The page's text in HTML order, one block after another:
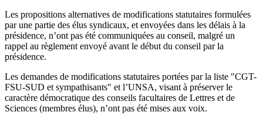
Les propositions alternatives de modifications statutaires formulées
par une partie des élus syndicaux, et envoyées dans les délais à la
présidence, n’ont pas été communiquées au conseil, malgré un
rappel au règlement envoyé avant le début du conseil par la
présidence.
Les demandes de modifications statutaires portées par la liste "CGT-
FSU-SUD et sympathisants" et l’UNSA, visant à préserver le
caractère démocratique des conseils facultaires de Lettres et de
Sciences (membres élus), n’ont pas été mises aux voix.